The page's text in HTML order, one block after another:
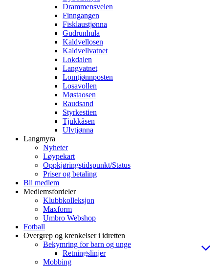
Drammensveien
Finngangen
Fisklaustjønna
Gudrunhula
Kaldvellosen
Kaldvellvatnet
Lokdalen
Langvatnet
Lomtjønnposten
Losavollen
Møstaosen
Raudsand
Styrkestien
Tjukkåsen
Ulvtjønna
Langmyra
Nyheter
Løypekart
Oppkjøringstidspunkt/Status
Priser og betaling
Bli medlem
Medlemsfordeler
Klubbkolleksjon
Maxform
Umbro Webshop
Fotball
Overgrep og krenkelser i idretten
Bekymring for barn og unge
Retningslinjer
Mobbing